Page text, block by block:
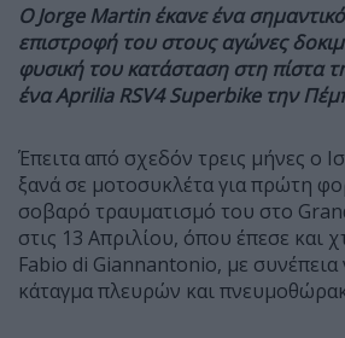
Ο Jorge Martin έκανε ένα
επιστροφή του στους αγώνες
φυσική του κατάσταση στη πίστα
ένα Aprilia RSV4 Superbike την
Έπειτα από σχεδόν τρεις μήνες ο
ξανά σε μοτοσυκλέτα για πρώτη
σοβαρό τραυματισμό του στο
στις 13 Απριλίου, όπου έπεσε και
Fabio di Giannantonio, με συνέπεια
κάταγμα πλευρών και